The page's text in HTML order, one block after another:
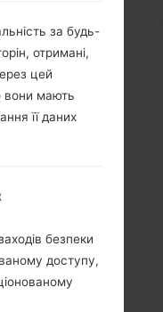
за будь-
отримані,
цей
вони мають
її даних
безпеки
доступу,